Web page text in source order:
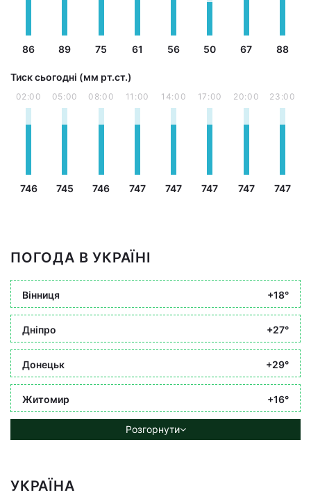
86 89 75 61 56 50 67 88
Тиск сьогодні (мм рт.ст.)
02:00
746
05:00
745
08:00
746
11:00
747
14:00
747
17:00
747
20:00
747
23:00
747
ПОГОДА В УКРАЇНІ
Вінниця +18°
Дніпро +27°
Донецьк +29°
Житомир +16°
Розгорнути
УКРАЇНА